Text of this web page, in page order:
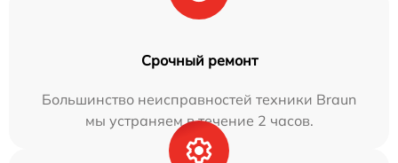
Срочный ремонт
Большинство неисправностей техники Braun
мы устраняем в течение 2 часов.